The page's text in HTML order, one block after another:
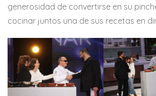
generosidad de convertirse en su
cocinar juntos una de sus recetas en